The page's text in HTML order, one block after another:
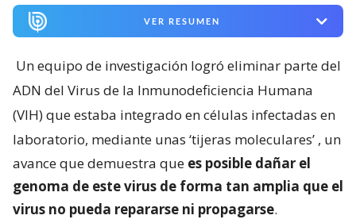
VER RESUMEN
Un equipo de investigación logró eliminar parte del
ADN del Virus de la Inmunodeficiencia Humana
(VIH) que estaba integrado en células infectadas en
laboratorio, mediante unas ‘tijeras moleculares’ , un
avance que demuestra que es posible dañar el
genoma de este virus de forma tan amplia que el
virus no pueda repararse ni propagarse.